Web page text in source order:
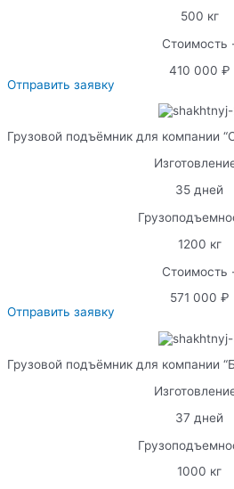
500 кг
Стоимость
410 000 ₽
Отправить заявку
Грузовой подъёмник для компании
35 дней
1200 кг
Стоимость
571 000 ₽
Отправить заявку
Грузовой подъёмник для компании
37 дней
1000 кг